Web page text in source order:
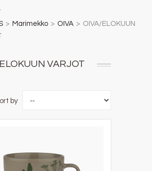
> Marimekko > OIVA > OIVA/ELOKUUN
VARJOT
by